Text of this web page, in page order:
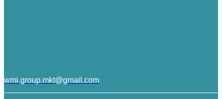
wmi.group.mkt@gmail.com